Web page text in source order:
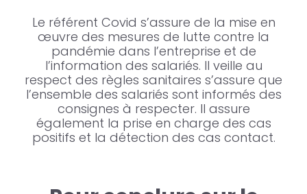
Le référent Covid s’assure de la mise en
œuvre des mesures de lutte contre la
pandémie dans l’entreprise et de
l’information des salariés. Il veille au
respect des règles sanitaires s’assure que
l’ensemble des salariés sont informés des
consignes à respecter. Il assure
également la prise en charge des cas
positifs et la détection des cas contact.